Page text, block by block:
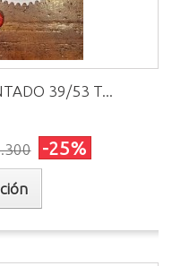
39/53 T...
-25%